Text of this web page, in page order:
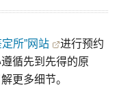
所”网站
进行预约
循先到先得的原
更多细节。